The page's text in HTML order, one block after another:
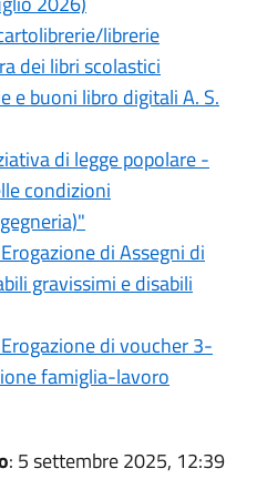
librerie
dei libri scolastici
e buoni libro digitali A. S.
di legge popolare -
condizioni
di Assegni di
gravissimi e disabili
di voucher 3-
famiglia-lavoro
: 5 settembre 2025, 12:39